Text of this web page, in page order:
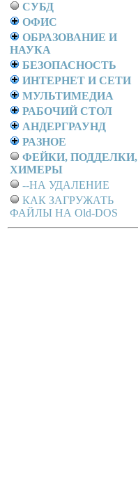
СУБД
ОФИС
ОБРАЗОВАНИЕ И
НАУКА
БЕЗОПАСНОСТЬ
ИНТЕРНЕТ И СЕТИ
МУЛЬТИМЕДИА
РАБОЧИЙ СТОЛ
АНДЕРГРАУНД
РАЗНОЕ
ФЕЙКИ, ПОДДЕЛКИ,
ХИМЕРЫ
--НА УДАЛЕНИЕ
КАК ЗАГРУЖАТЬ
ФАЙЛЫ НА Old-DOS